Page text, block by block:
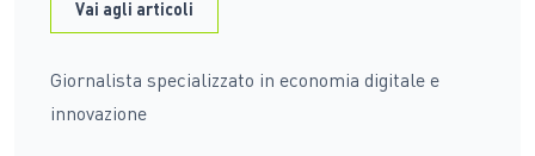
Vai agli articoli
Giornalista specializzato in economia digitale e
innovazione